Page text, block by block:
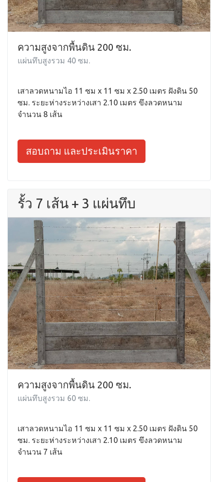
ความสูงจากพื้นดิน 200 ซม.
แผ่นทึบสูงรวม 40 ซม.
เสาลวดหนามไอ 11 ซม x 11 ซม x 2.50 เมตร ฝังดิน 50
ซม. ระยะห่างระหว่างเสา 2.10 เมตร ขึงลวดหนาม
จำนวน 8 เส้น
สอบถาม และประเมินราคา
รั้ว 7 เส้น + 3 แผ่นทึบ
ความสูงจากพื้นดิน 200 ซม.
แผ่นทึบสูงรวม 60 ซม.
เสาลวดหนามไอ 11 ซม x 11 ซม x 2.50 เมตร ฝังดิน 50
ซม. ระยะห่างระหว่างเสา 2.10 เมตร ขึงลวดหนาม
จำนวน 7 เส้น